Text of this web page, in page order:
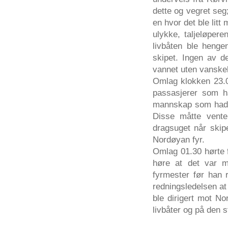
dette og vegret
en hvor det ble litt
ulykke,
livbåten ble
skipet. Ingen av
vannet uten
Omlag klokken
passasjerer som
mannskap som
Disse måtte
dragsuget når
Nordøyan fyr.
Omlag 01.30
høre at det var
fyrmester før han
redningsledelsen
ble dirigert mot
livbåter og på den